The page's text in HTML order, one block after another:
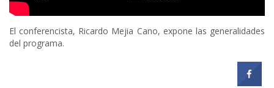
El conferencista, Ricardo Mejia Cano, expone las generalidades
del programa.